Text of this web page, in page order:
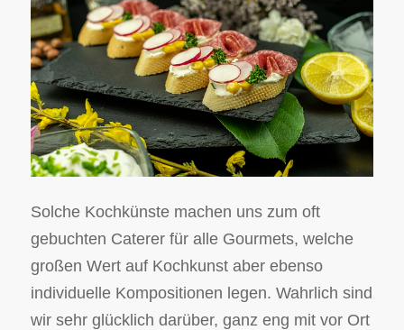
Solche Kochkünste machen uns zum oft
gebuchten Caterer für alle Gourmets, welche
großen Wert auf Kochkunst aber ebenso
individuelle Kompositionen legen. Wahrlich sind
wir sehr glücklich darüber, ganz eng mit vor Ort